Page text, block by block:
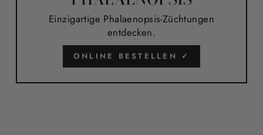
Einzigartige Phalaenopsis-Züchtungen
entdecken.
ONLINE BESTELLEN ✓
wunderbare Qualität, bestechend
schöne Farbe, wird ihren
majestätischen Blüten und
KNOSPEN gerecht, dieses Mal-
optimale Lieferung innerhalb von